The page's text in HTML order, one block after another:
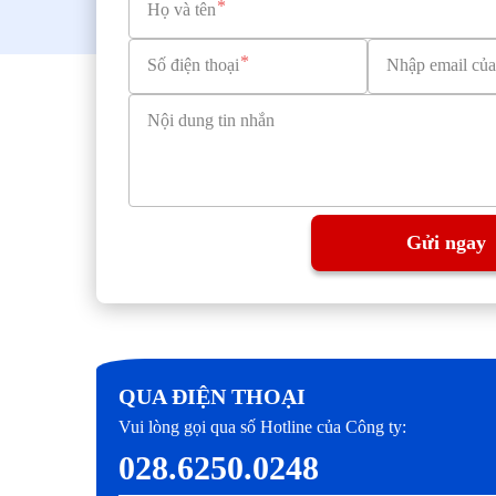
Họ và tên
Số điện thoại Nhập email
Nội dung tin nhắn
Gửi ngay
QUA ĐIỆN THOẠI
Vui lòng gọi qua số Hotline của Công ty:
028.6250.0248